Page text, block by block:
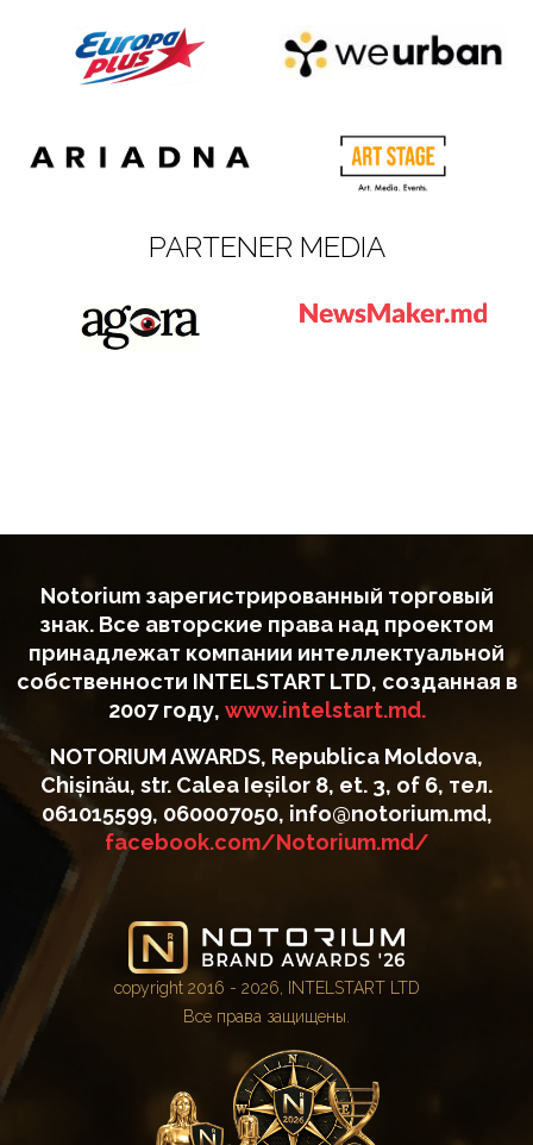
PARTENER MEDIA
Notorium зарегистрированный торговый
знак. Все авторские права над проектом
принадлежат компании интеллектуальной
собственности INTELSTART LTD, созданная в
2007 году, www.intelstart.md.
NOTORIUM AWARDS, Republica Moldova,
Chișinău, str. Calea Ieșilor 8, et. 3, of 6, тел.
061015599, 060007050, info@notorium.md,
facebook.com/Notorium.md/
copyright 2016 - 2026, INTELSTART LTD
Все права защищены.